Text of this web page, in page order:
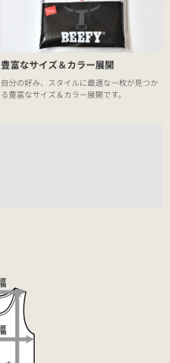
豊富なサイズ＆カラー展開
自分の好み、スタイルに最適な一枚が見つか
る豊富なサイズ＆カラー展開です。